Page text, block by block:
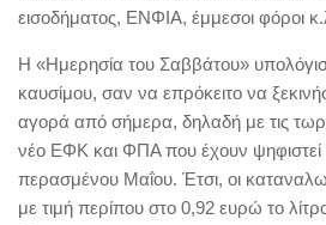
εισοδήματος, ΕΝΦΙΑ, έμμεσοι φόροι
Η «Ημερησία του Σαββάτου»
καυσίμου, σαν να επρόκειτο να
αγορά από σήμερα, δηλαδή με τις
νέο ΕΦΚ και ΦΠΑ που έχουν ψηφιστεί
περασμένου Μαΐου. Έτσι, οι
με τιμή περίπου στο 0,92 ευρώ το